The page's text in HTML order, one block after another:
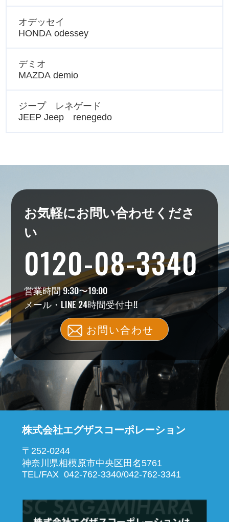
オデッセイ
HONDA odessey
デミオ
MAZDA demio
ジープ レネゲード
JEEP Jeep renegedo
お気軽にお問い合わせくださ
い
0120-08-3340
営業時間 9:30〜19:00
メール・LINE 24時間受付中!!
お問い合わせ
株式会社エグザスコーポレーション
〒252-0244
神奈川県相模原市中央区田名5761
TEL/FAX 042-762-3340/042-762-3341